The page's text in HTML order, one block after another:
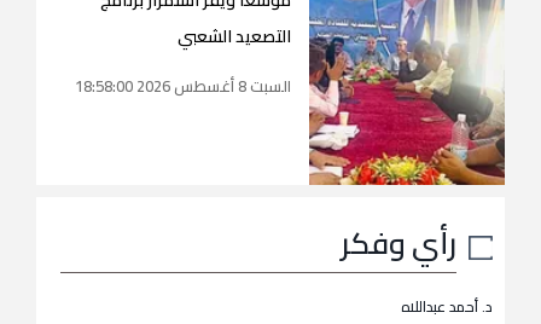
التصعيد الشعبي
السبت 8 أغسطس 2026 18:58:00
رأي وفكر
د. أحمد عبداللاه